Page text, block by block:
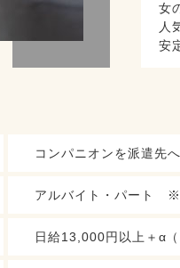
女
人
安
コンパニオンを派遣先
アルバイト・パート ※
日給13,000円以上＋α